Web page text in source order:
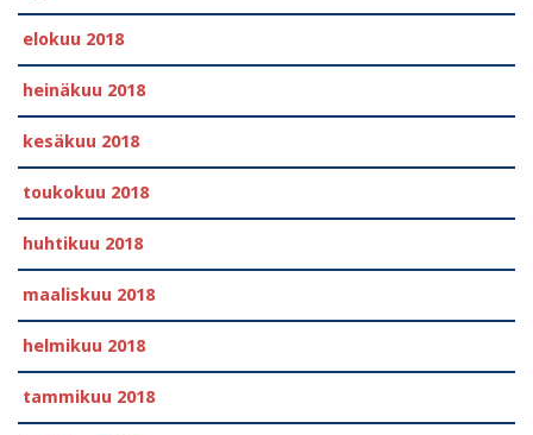
elokuu 2018
heinäkuu 2018
kesäkuu 2018
toukokuu 2018
huhtikuu 2018
maaliskuu 2018
helmikuu 2018
tammikuu 2018